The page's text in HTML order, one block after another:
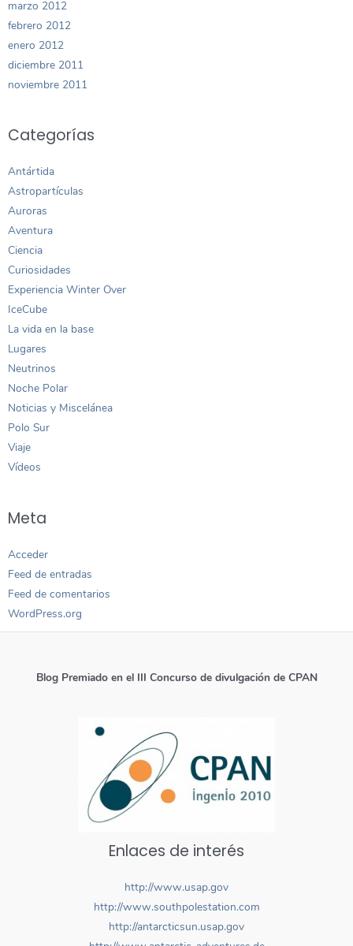
marzo 2012
febrero 2012
enero 2012
diciembre 2011
noviembre 2011
Categorías
Antártida
Astropartículas
Auroras
Aventura
Ciencia
Curiosidades
Experiencia Winter Over
IceCube
La vida en la base
Lugares
Neutrinos
Noche Polar
Noticias y Miscelánea
Polo Sur
Viaje
Vídeos
Meta
Acceder
Feed de entradas
Feed de comentarios
WordPress.org
Blog Premiado en el III Concurso de divulgación de CPAN
Enlaces de interés
http://www.usap.gov
http://www.southpolestation.com
http://antarcticsun.usap.gov